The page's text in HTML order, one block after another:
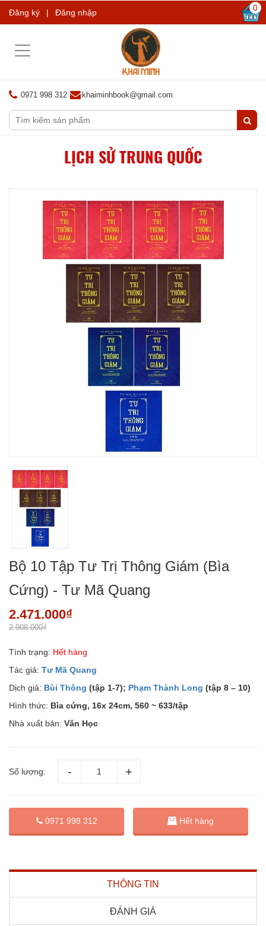
Đăng ký | Đăng nhập 0
Toggle
0971 998 312 khaiminhbook@gmail.com
LỊCH SỬ TRUNG QUỐC
Bộ 10 Tập Tư Trị Thông Giám (Bìa
Cứng) - Tư Mã Quang
2.471.000₫
2.908.000₫
Tình trạng: Hết hàng
Tác giả: Tư Mã Quang
Dịch giả: Bùi Thông (tập 1-7); Phạm Thành Long (tập 8 – 10)
Hình thức: Bìa cứng, 16x 24cm, 560 ~ 633/tập
Nhà xuất bản: Văn Học
Số lượng:
0971 998 312 Hết hàng
THÔNG TIN
ĐÁNH GIÁ